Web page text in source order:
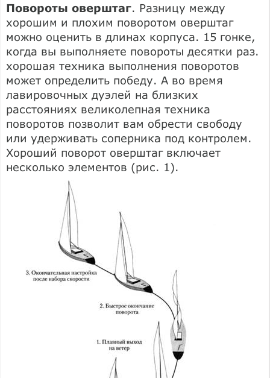
Повороты оверштаг. Разницу между
хорошим и плохим поворотом оверштаг
можно оценить в длинах корпуса. 15 гонке,
когда вы выполняете повороты десятки раз.
хорошая техника выполнения поворотов
может определить победу. А во время
лавировочных дуэлей на близких
расстояниях великолепная техника
поворотов позволит вам обрести свободу
или удерживать соперника под контролем.
Хороший поворот оверштаг включает
несколько элементов (рис. 1).